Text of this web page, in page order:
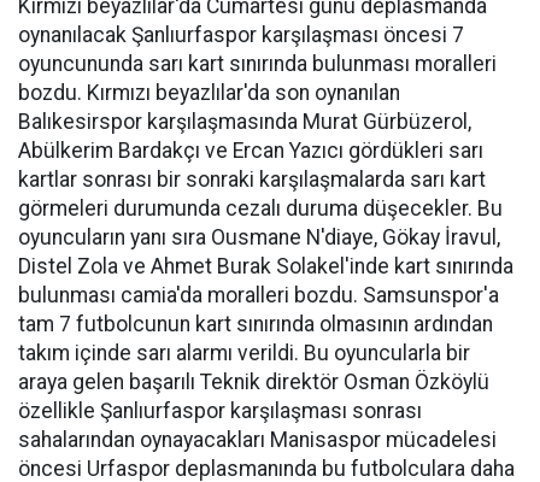
Kırmızı beyazlılar'da Cumartesi günü deplasmanda
oynanılacak Şanlıurfaspor karşılaşması öncesi 7
oyuncununda sarı kart sınırında bulunması moralleri
bozdu. Kırmızı beyazlılar'da son oynanılan
Balıkesirspor karşılaşmasında Murat Gürbüzerol,
Abülkerim Bardakçı ve Ercan Yazıcı gördükleri sarı
kartlar sonrası bir sonraki karşılaşmalarda sarı kart
görmeleri durumunda cezalı duruma düşecekler. Bu
oyuncuların yanı sıra Ousmane N'diaye, Gökay İravul,
Distel Zola ve Ahmet Burak Solakel'inde kart sınırında
bulunması camia'da moralleri bozdu. Samsunspor'a
tam 7 futbolcunun kart sınırında olmasının ardından
takım içinde sarı alarmı verildi. Bu oyuncularla bir
araya gelen başarılı Teknik direktör Osman Özköylü
özellikle Şanlıurfaspor karşılaşması sonrası
sahalarından oynayacakları Manisaspor mücadelesi
öncesi Urfaspor deplasmanında bu futbolculara daha